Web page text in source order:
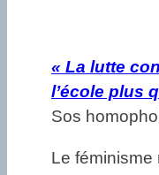
« La lutte
l’école plus
Sos
Le féminisme